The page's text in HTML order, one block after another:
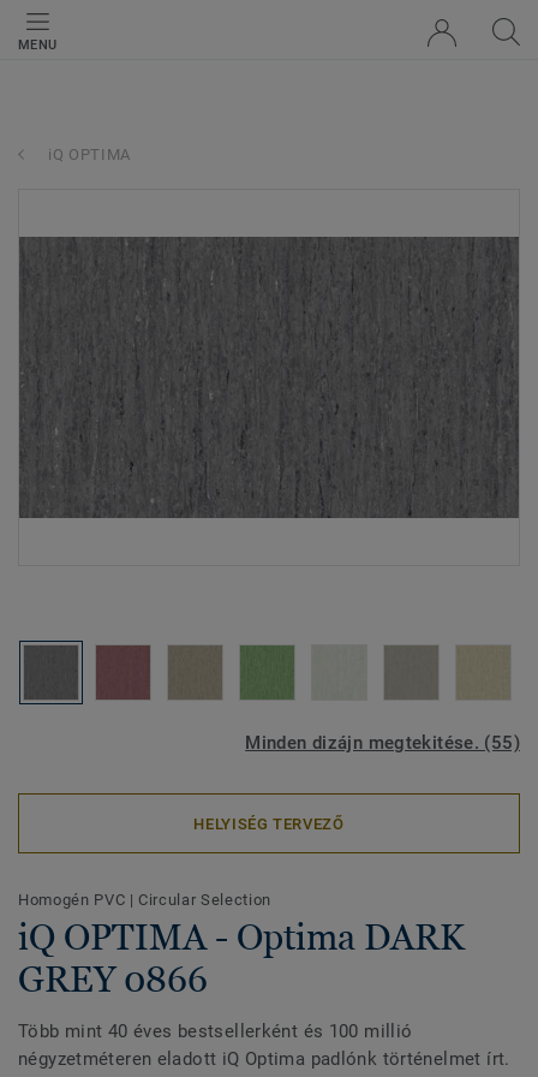
MENU
iQ OPTIMA
Minden dizájn megtekitése. (55)
HELYISÉG TERVEZŐ
Homogén PVC | Circular Selection
iQ OPTIMA - Optima DARK
GREY 0866
Több mint 40 éves bestsellerként és 100 millió
négyzetméteren eladott iQ Optima padlónk történelmet írt.